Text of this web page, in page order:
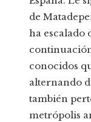
de
ha escalado
conocidos
alternando
también
metrópolis